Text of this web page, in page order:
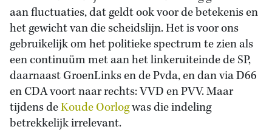
aan fluctuaties, dat geldt ook voor de betekenis en
het gewicht van die scheidslijn. Het is voor ons
gebruikelijk om het politieke spectrum te zien als
een continuüm met aan het linkeruiteinde de SP,
daarnaast GroenLinks en de Pvda, en dan via D66
en CDA voort naar rechts: VVD en PVV. Maar
tijdens deKoude Oorlogwas die indeling
betrekkelijk irrelevant.